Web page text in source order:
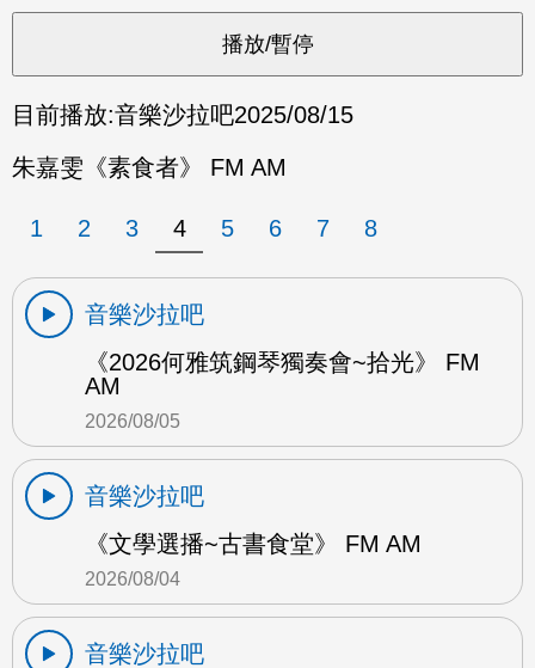
目前播放:音樂沙拉吧2025/08/15
朱嘉雯《素食者》 FM AM
1 2 3 4 5 6 7 8
音樂沙拉吧
《2026何雅筑鋼琴獨奏會~拾光》 FM
AM
2026/08/05
音樂沙拉吧
《文學選播~古書食堂》 FM AM
2026/08/04
音樂沙拉吧